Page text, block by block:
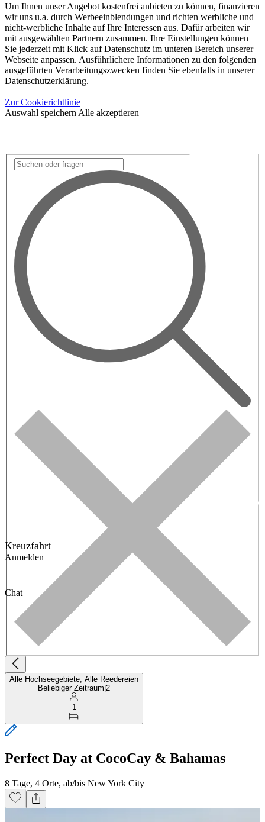
Um Ihnen unser Angebot kostenfrei anbieten zu können, finanzieren
wir uns u.a. durch Werbeeinblendungen und richten werbliche und
nicht-werbliche Inhalte auf Ihre Interessen aus. Dafür arbeiten wir
mit ausgewählten Partnern zusammen. Ihre Einstellungen können
Sie jederzeit mit Klick auf Datenschutz im unteren Bereich unserer
Webseite anpassen. Ausführlichere Informationen zu den folgenden
ausgeführten Verarbeitungszwecken finden Sie ebenfalls in unserer
Datenschutzerklärung.
Zur Cookierichtlinie
Auswahl speichern Alle akzeptieren
Kreuzfahrt
Anmelden
Chat
Alle Hochseegebiete, Alle Reedereien
Beliebiger Zeitraum 2
1
Perfect Day at CocoCay & Bahamas
8 Tage, 4 Orte, ab/bis New York City